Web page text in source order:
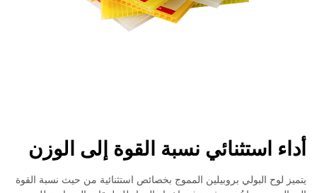
أداء استثنائي نسبة القوة إلى الوزن
يتميز لوح البولي بروبيلين المموج بخصائص استثنائية من حيث نسبة القوة